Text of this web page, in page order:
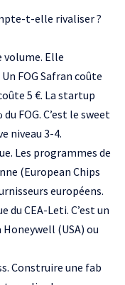
t-elle rivaliser ?
volume. Elle
FOG Safran coûte
5 €. La startup
FOG. C’est le sweet
niveau 3-4.
Les programmes de
(European Chips
européens.
CEA-Leti. C’est un
(USA) ou
Construire une fab